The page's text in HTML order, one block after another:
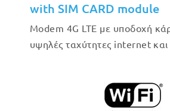
with SIM CARD module
Modem 4G LTE με υποδοχή
υψηλές ταχύτητες internet